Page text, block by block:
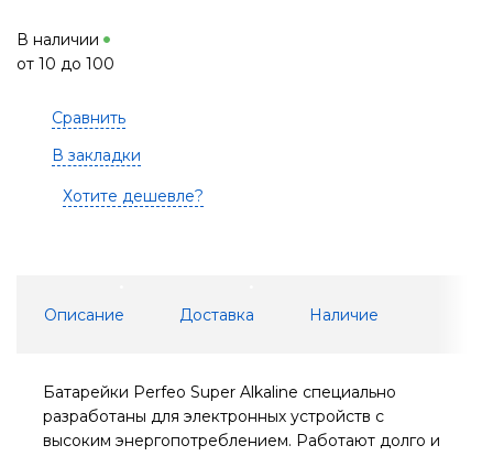
В наличии
от 10 до 100
Сравнить
В закладки
Хотите дешевле?
Описание Доставка Наличие
Батарейки Perfeo Super Alkaline специально
разработаны для электронных устройств с
высоким энергопотреблением. Работают долго и